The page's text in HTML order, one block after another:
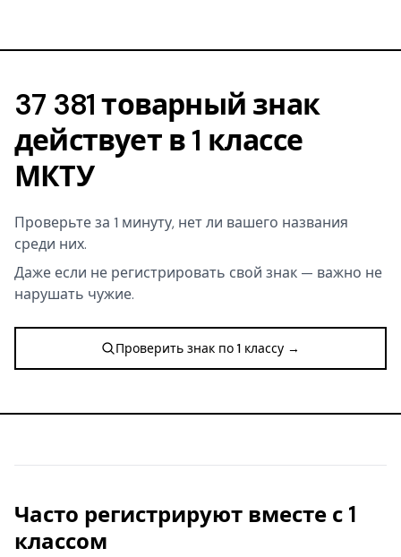
37 381 товарный знак
действует в 1 классе
МКТУ
Проверьте за 1 минуту, нет ли вашего названия
среди них.
Даже если не регистрировать свой знак — важно не
нарушать чужие.
Проверить знак по 1 классу →
Часто регистрируют вместе с 1
классом